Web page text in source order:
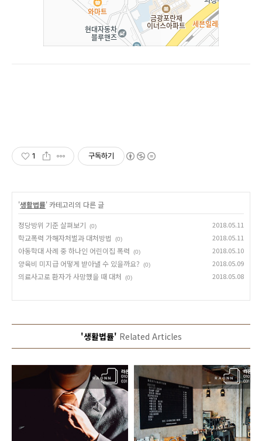
1 구독하기
'생활법률' 카테고리의 다른 글
정당방위 기준 살펴보기 (0) 2018.05.11
학교폭력 가해자처벌과 대처방법 (0) 2018.05.11
아동학대 사례 중 하나인 어린이집 폭력 (0) 2018.05.10
양육비 미지급 어떻게 받아낼 수 있을까요? (0) 2018.05.09
의료사고로 환자가 사망했을 때 대처 (0) 2018.05.08
'생활법률' Related Articles